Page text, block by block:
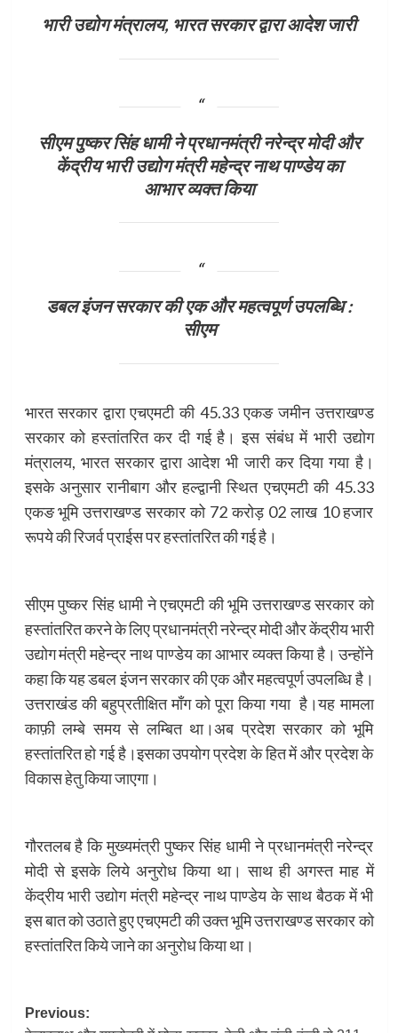
भारी उद्योग मंत्रालय, भारत सरकार द्वारा आदेश जारी
सीएम पुष्कर सिंह धामी ने प्रधानमंत्री नरेन्द्र मोदी और
केंद्रीय भारी उद्योग मंत्री महेन्द्र नाथ पाण्डेय का
आभार व्यक्त किया
डबल इंजन सरकार की एक और महत्वपूर्ण उपलब्धि :
सीएम
भारत सरकार द्वारा एचएमटी की 45.33 एकङ जमीन उत्तराखण्ड
सरकार को हस्तांतरित कर दी गई है। इस संबंध में भारी उद्योग
मंत्रालय, भारत सरकार द्वारा आदेश भी जारी कर दिया गया है।
इसके अनुसार रानीबाग और हल्द्वानी स्थित एचएमटी की 45.33
एकङ भूमि उत्तराखण्ड सरकार को 72 करोड़ 02 लाख 10 हजार
रूपये की रिजर्व प्राईस पर हस्तांतरित की गई है।
सीएम पुष्कर सिंह धामी ने एचएमटी की भूमि उत्तराखण्ड सरकार को
हस्तांतरित करने के लिए प्रधानमंत्री नरेन्द्र मोदी और केंद्रीय भारी
उद्योग मंत्री महेन्द्र नाथ पाण्डेय का आभार व्यक्त किया है। उन्होंने
कहा कि यह डबल इंजन सरकार की एक और महत्वपूर्ण उपलब्धि है।
उत्तराखंड की बहुप्रतीक्षित माँग को पूरा किया गया है।यह मामला
काफ़ी लम्बे समय से लम्बित था।अब प्रदेश सरकार को भूमि
हस्तांतरित हो गई है।इसका उपयोग प्रदेश के हित में और प्रदेश के
विकास हेतु किया जाएगा।
गौरतलब है कि मुख्यमंत्री पुष्कर सिंह धामी ने प्रधानमंत्री नरेन्द्र
मोदी से इसके लिये अनुरोध किया था। साथ ही अगस्त माह में
केंद्रीय भारी उद्योग मंत्री महेन्द्र नाथ पाण्डेय के साथ बैठक में भी
इस बात को उठाते हुए एचएमटी की उक्त भूमि उत्तराखण्ड सरकार को
हस्तांतरित किये जाने का अनुरोध किया था।
Post
Previous: